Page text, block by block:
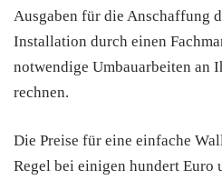
Ausgaben für die Anschaffung
Installation durch einen
notwendige Umbauarbeiten an
rechnen.
Die Preise für eine einfache
Regel bei einigen hundert Euro